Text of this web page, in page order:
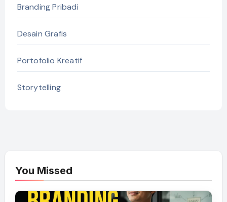
Branding Pribadi
Desain Grafis
Portofolio Kreatif
Storytelling
You Missed